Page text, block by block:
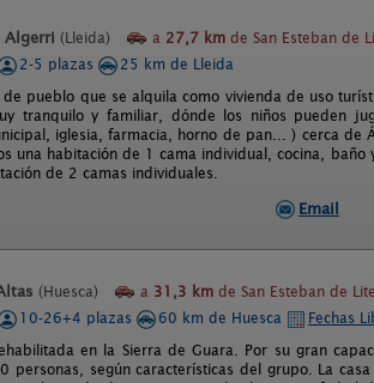
Algerri (Lleida) a 27,7 km de San Esteban de
2-5 plazas
25 km de Lleida
de pueblo que se alquila como vivienda de uso
tranquilo y familiar, dónde los niños pueden
iglesia, farmacia, horno de pan... ) cerca de
una habitación de 1 cama individual, cocina,
de 2 camas individuales.
Email
(Huesca) a 31,3 km de San Esteban de
10-26+4 plazas 60 km de Huesca
Fechas
en la Sierra de Guara. Por su gran
personas, según características del grupo. La